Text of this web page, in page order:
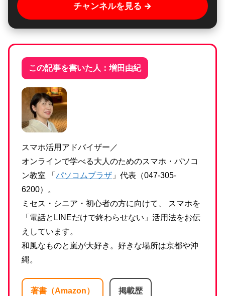
チャンネルを見る →
この記事を書いた人：増田由紀
スマホ活用アドバイザー／
オンラインで学べる大人のためのスマホ・パソコ
ン教室 「 パソコムプラザ 」代表（047-305-
6200）。
ミセス・シニア・初心者の方に向けて、 スマホを
「電話とLINEだけで終わらせない」活用法をお伝
えしています。
和風なものと嵐が大好き。好きな場所は京都や沖
縄。
著書（Amazon） 掲載歴